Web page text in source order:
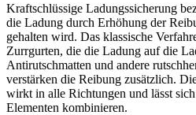
Kraftschlüssige Ladungssicherung
die Ladung durch Erhöhung der
gehalten wird. Das klassische
Zurrgurten, die die Ladung auf die
Antirutschmatten und andere
verstärken die Reibung zusätzlich.
wirkt in alle Richtungen und lässt
Elementen kombinieren.